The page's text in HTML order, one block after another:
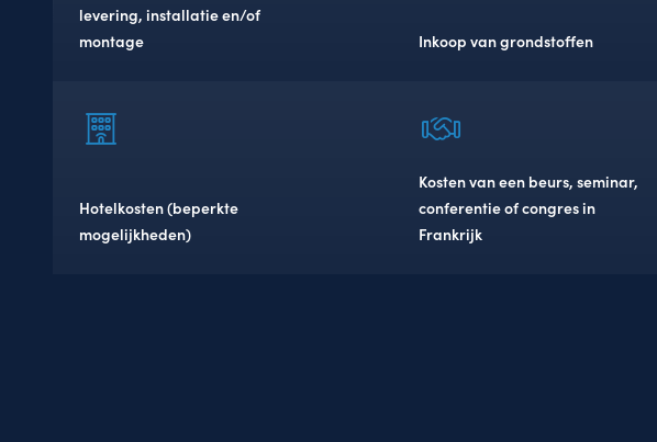
levering, installatie en/of
montage
Inkoop van grondstoffen
Hotelkosten (beperkte
mogelijkheden)
Kosten van een beurs, seminar,
conferentie of congres in
Frankrijk